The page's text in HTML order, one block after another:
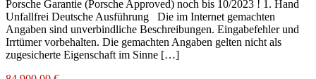
Porsche Garantie (Porsche Approved) noch bis 10/2023 ! 1. Hand
Unfallfrei Deutsche Ausführung Die im Internet gemachten
Angaben sind unverbindliche Beschreibungen. Eingabefehler und
Irrtümer vorbehalten. Die gemachten Angaben gelten nicht als
zugesicherte Eigenschaft im Sinne […]